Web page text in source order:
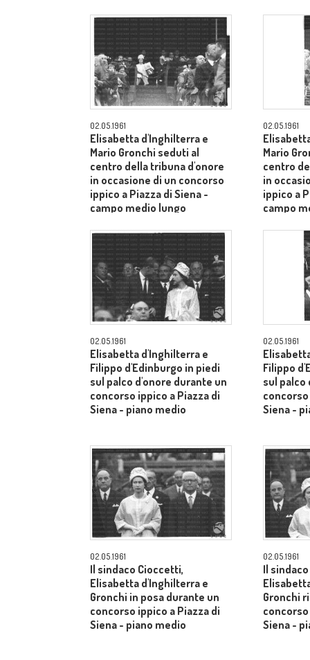
02.05.1961
Elisabetta d'Inghilterra e
Mario Gronchi seduti al
centro della tribuna d'onore
in occasione di un concorso
ippico a Piazza di Siena -
campo medio lungo
02.05.1961
Mario
centro
in
ippico a
campo
02.05.1961
Elisabetta d'Inghilterra e
Filippo d'Edinburgo in piedi
sul palco d'onore durante un
concorso ippico a Piazza di
Siena - piano medio
02.05.1961
Filippo
sul palco
Siena -
02.05.1961
Il sindaco Cioccetti,
Elisabetta d'Inghilterra e
Gronchi in posa durante un
concorso ippico a Piazza di
Siena - piano medio
02.05.1961
Il
Gronchi
Siena -